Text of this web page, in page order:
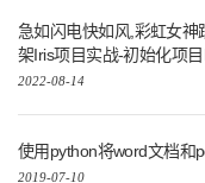
急如闪电快如风,彩虹女
架Iris项目实战-初始化项
2022-08-14
使用python将word文档和
2019-07-10